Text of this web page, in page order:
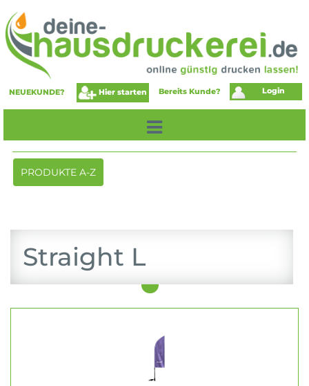
NEUEKUNDE? Hier starten Bereits Kunde? Login
Toggle
navigation
PRODUKTE A-Z
Straight L